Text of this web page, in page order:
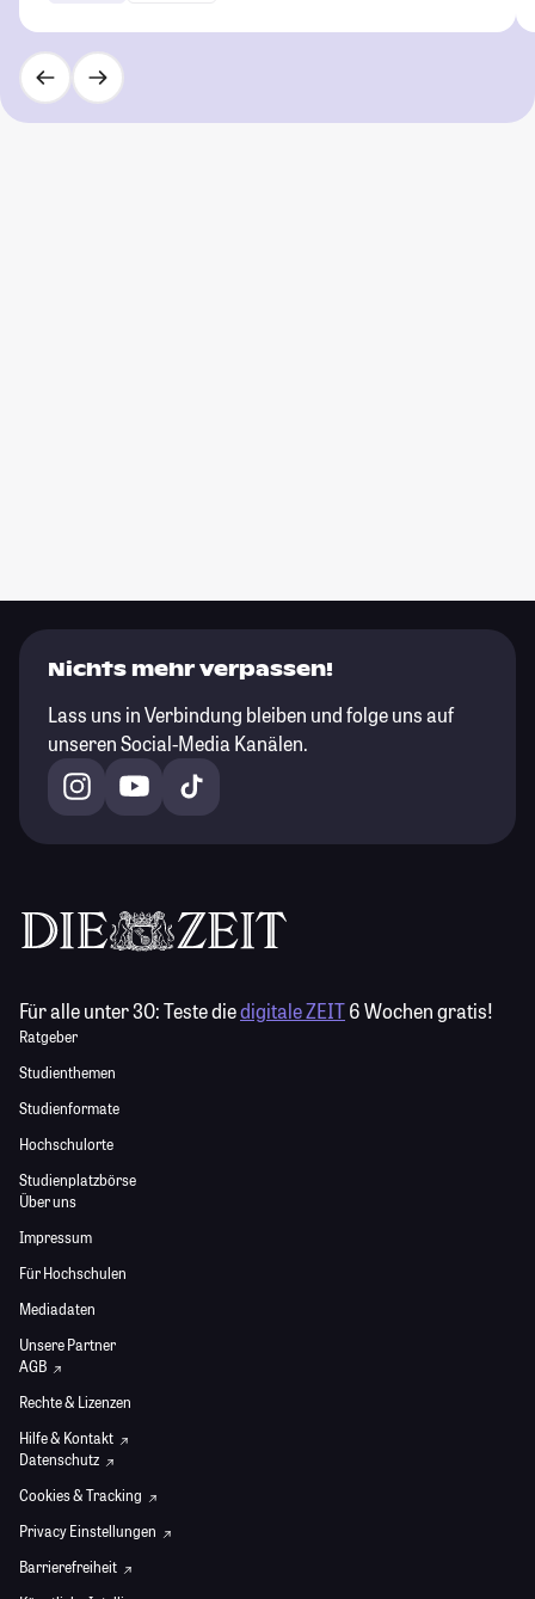
Nichts mehr verpassen!
Lass uns in Verbindung bleiben und folge uns auf
unseren Social-Media Kanälen.
Für alle unter 30:Teste diedigitale ZEIT6 Wochen gratis!
Ratgeber
Studienthemen
Studienformate
Hochschulorte
Studienplatzbörse
Über uns
Impressum
Für Hochschulen
Mediadaten
Unsere Partner
AGB
Rechte & Lizenzen
Hilfe & Kontakt
Datenschutz
Cookies & Tracking
Privacy Einstellungen
Barrierefreiheit